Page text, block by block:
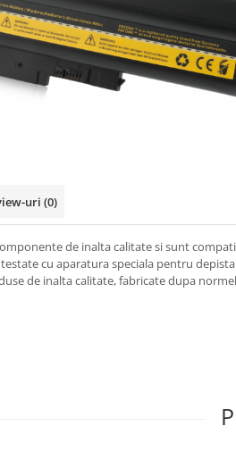
uri (0)
de inalta calitate si sunt
cu aparatura speciala pentru
de inalta calitate, fabricate dupa